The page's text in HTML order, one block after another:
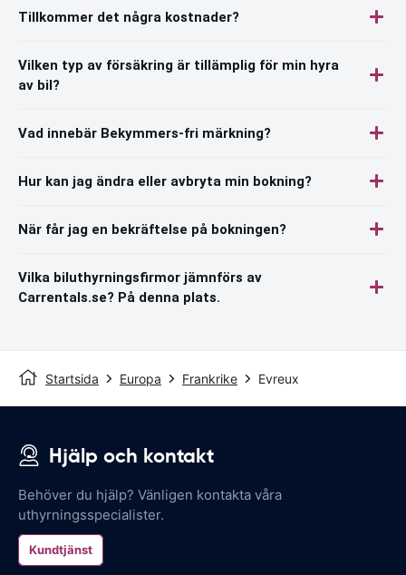
Tillkommer det några kostnader?
Vilken typ av försäkring är tillämplig för min hyra
av bil?
Vad innebär Bekymmers-fri märkning?
Hur kan jag ändra eller avbryta min bokning?
När får jag en bekräftelse på bokningen?
Vilka biluthyrningsfirmor jämnförs av
Carrentals.se? På denna plats.
Startsida Europa Frankrike Evreux
Hjälp och kontakt
Behöver du hjälp? Vänligen kontakta våra
uthyrningsspecialister.
Kundtjänst